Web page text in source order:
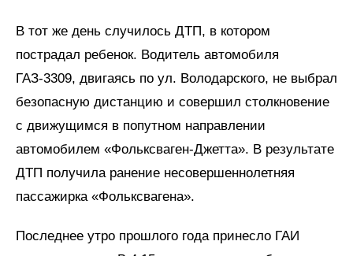
В тот же день случилось ДТП, в котором
пострадал ребенок. Водитель автомобиля
ГАЗ-3309, двигаясь по ул. Володарского, не выбрал
безопасную дистанцию и совершил столкновение
с движущимся в попутном направлении
автомобилем «Фольксваген-Джетта». В результате
ДТП получила ранение несовершеннолетняя
пассажирка «Фольксвагена».
Последнее утро прошлого года принесло ГАИ